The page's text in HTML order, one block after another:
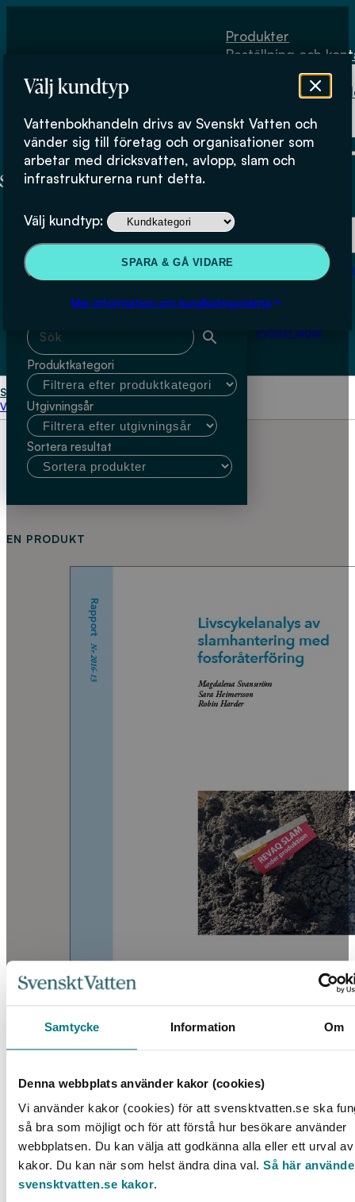
Samtycke Information Om
Denna webbplats använder kakor (cookies)
Vi använder kakor (cookies) för att svensktvatten.se ska
så bra som möjligt och för att förstå hur besökare använder
webbplatsen. Du kan välja att godkänna alla eller ett urval av
kakor. Du kan när som helst ändra dina val. Så här
svensktvatten.se kakor.
Välj kundtyp
Vattenbokhandeln drivs av Svenskt Vatten och
vänder sig till företag och organisationer som
arbetar med dricksvatten, avlopp, slam och
infrastrukturerna runt detta.
Välj kundtyp:
SPARA & GÅ VIDARE
Mer information om kundkategorierna
Produkter
Beställning och
Fysiskt lager
Beställning och kontakt
Om
Köpvillkor
Fysiskt lager
Start Kemisk Miljövetenskap
Välj kundtyp
Kemisk Miljövetenskap
Sök & filtrera
Sök med fritext
Produktkategori
Utgivningsår
Sortera resultat
EN PRODUKT
fosforåterföring
LÄS MER